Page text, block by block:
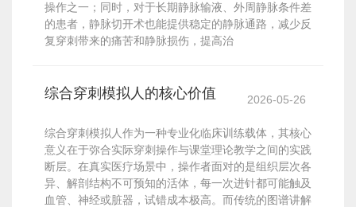
操作之一；同时，对于长期静脉输液、外周静脉条件差
的患者，静脉切开术也能提供稳定的静脉通路，减少反
复穿刺带来的痛苦和静脉损伤，提高治
综合穿刺模拟人的核心价值 2026-05-26
综合穿刺模拟人作为一种专业化临床训练载体，其核心
意义在于弥合实际穿刺操作与课堂理论教学之间的实践
断层。在真实医疗场景中，操作者面对的是组织层次各
异、解剖结构不可预知的活体，每一次进针都可能触及
血管、神经或脏器，试错成本极高。而传统的图谱讲解